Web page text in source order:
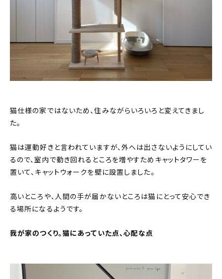
猫仕様の家ではないため、住みながらいろいろと変えてきまし
た。
猫は運動好きと言われていますが、外へは出さないようにしてい
るので、室内で動き回れるところを増やすためキャットタワーを
置いて、キャットウォークを壁に設置しました。
高いところや、人間の手が届かないところは猫にとって安心でき
る場所になるようです。
我が家のつくり。猫にあっていた点、心配な点